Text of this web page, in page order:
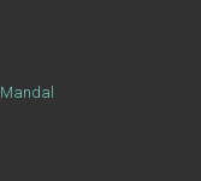
Mandal